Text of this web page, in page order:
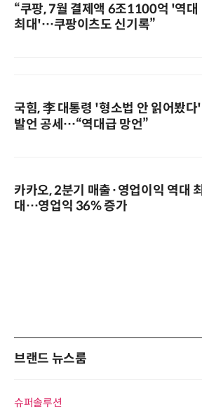
“쿠팡, 7월 결제액 6조1100억 '역대
최대'…쿠팡이츠도 신기록”
국힘, 李 대통령 '형소법 안 읽어봤다'
발언 공세…“역대급 망언”
카카오, 2분기 매출·영업이익 역대 최
대…영업익 36% 증가
브랜드 뉴스룸